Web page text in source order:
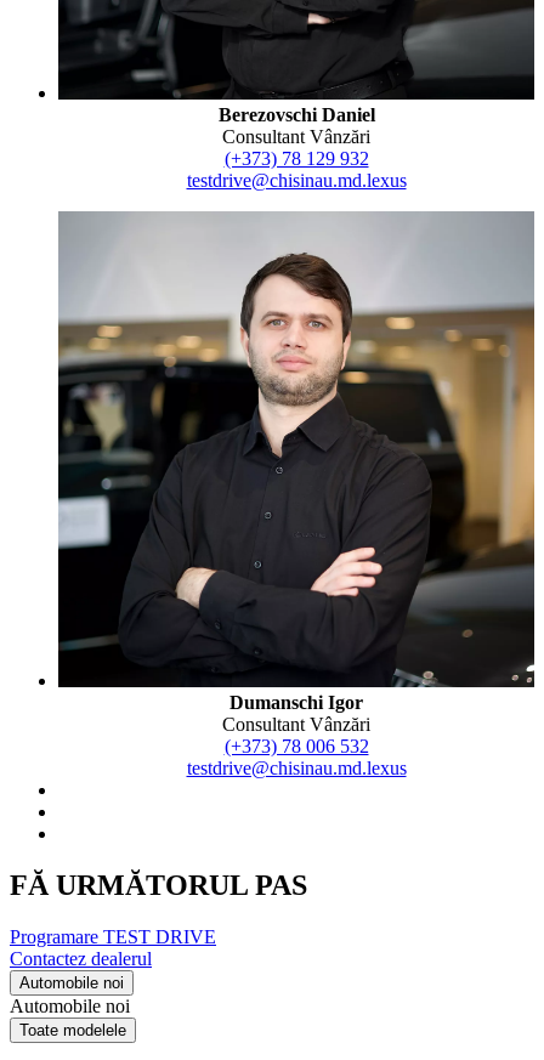
Berezovschi Daniel
Consultant Vânzări
(+373) 78 129 932
testdrive@chisinau.md.lexus
Dumanschi Igor
Consultant Vânzări
(+373) 78 006 532
testdrive@chisinau.md.lexus
FĂ URMĂTORUL PAS
Programare TEST DRIVE
Contactez dealerul
Automobile noi
Automobile noi
Toate modelele